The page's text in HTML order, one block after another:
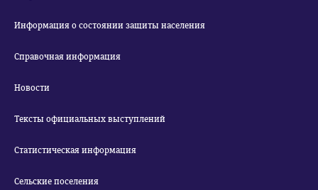
Информация о состоянии защиты населения
Справочная информация
Новости
Тексты официальных выступлений
Статистическая информация
Сельские поселения